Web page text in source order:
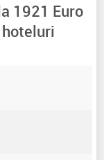
1921 Euro
hoteluri